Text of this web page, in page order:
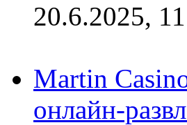
20.6.2025,
Martin
онлайн-